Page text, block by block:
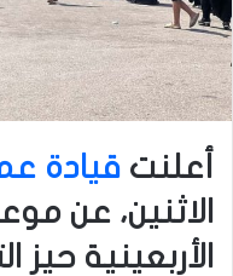
أعلنت قيادة
الاثنين، عن
الأربعينية حيز